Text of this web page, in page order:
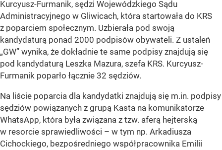
Kurcyusz-Furmanik, sędzi Wojewódzkiego Sądu
Administracyjnego w Gliwicach, która startowała do KRS
z poparciem społecznym. Uzbierała pod swoją
kandydaturą ponad 2000 podpisów obywateli. Z ustaleń
„GW” wynika, że dokładnie te same podpisy znajdują się
pod kandydaturą Leszka Mazura, szefa KRS. Kurcyusz-
Furmanik poparło łącznie 32 sędziów.
Na liście poparcia dla kandydatki znajdują się m.in. podpisy
sędziów powiązanych z grupą Kasta na komunikatorze
WhatsApp, która była związana z tzw. aferą hejterską
w resorcie sprawiedliwości – w tym np. Arkadiusza
Cichockiego, bezpośredniego współpracownika Emilii